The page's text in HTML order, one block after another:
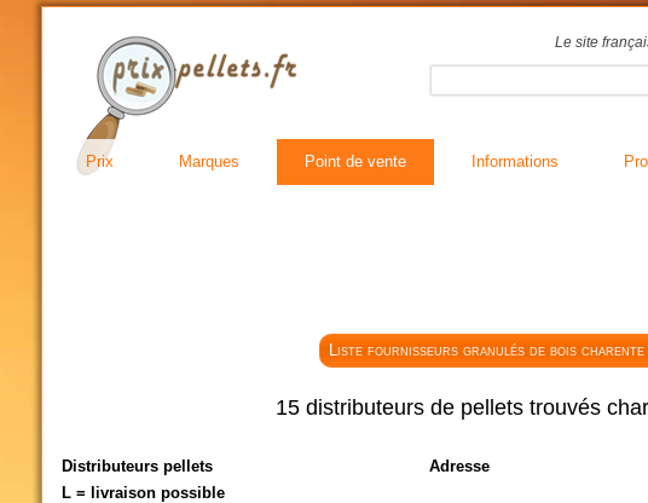
Le site
Prix Marques Point de vente Informations
Liste fournisseurs granulés de bois charente
15 distributeurs de pellets trouvés
Distributeurs pellets
L = livraison possible
Adresse